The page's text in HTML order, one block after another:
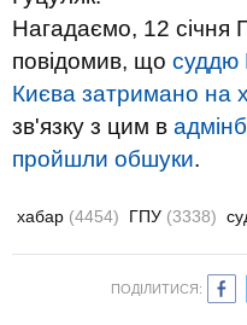
Нагадаємо, 12 січня
повідомив, що суддю
Києва затримано на
зв'язку з цим в
пройшли обшуки.
хабар (4454) ГПУ (3338)
ПОДІЛИТИСЯ: